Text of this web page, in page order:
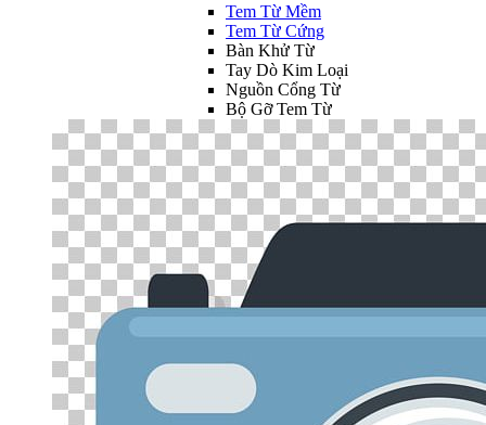
Tem Từ Mềm
Tem Từ Cứng
Bàn Khử Từ
Tay Dò Kim Loại
Nguồn Cổng Từ
Bộ Gỡ Tem Từ